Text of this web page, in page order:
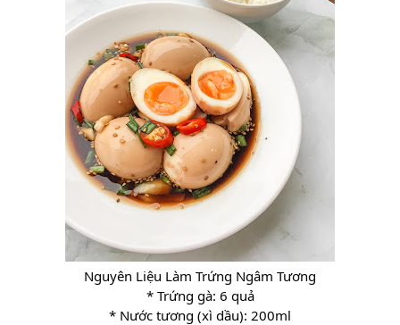
Nguyên Liệu Làm Trứng Ngâm Tương
* Trứng gà: 6 quả
* Nước tương (xì dầu): 200ml